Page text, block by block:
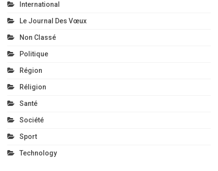
International
Le Journal Des Vœux
Non Classé
Politique
Région
Réligion
Santé
Société
Sport
Technology